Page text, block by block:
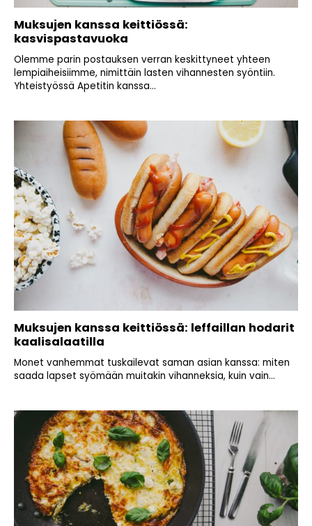
Muksujen kanssa keittiössä:
kasvispastavuoka
Olemme parin postauksen verran keskittyneet yhteen
lempiaiheisiimme, nimittäin lasten vihannesten syöntiin.
Yhteistyössä Apetitin kanssa...
Muksujen kanssa keittiössä: leffaillan hodarit
kaalisalaatilla
Monet vanhemmat tuskailevat saman asian kanssa: miten
saada lapset syömään muitakin vihanneksia, kuin vain...